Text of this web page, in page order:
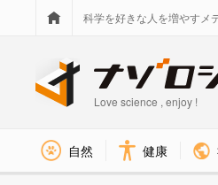
科学を好きな人を増やすメ
Love science , enjoy !
自然 健康